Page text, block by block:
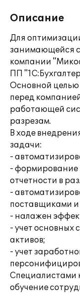
Описание
Для
занимающейся
компании
ПП
Основной целью
перед
работающей
разрезам.
В ходе
задачи:
-
- формирование
отчетности в
-
поставщиками и
- налажен
- учет основных
активов;
- учет
Специалистами
обучение